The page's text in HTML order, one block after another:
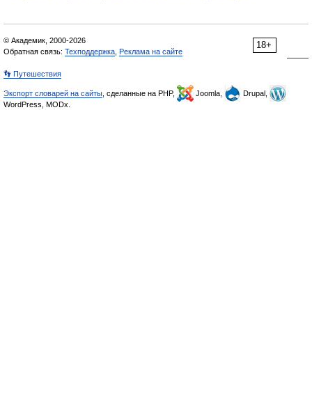
18+
© Академик, 2000-2026
Обратная связь: Техподдержка Реклама на сайте
👣 Путешествия
Экспорт словарей на сайты , сделанные на PHP, Joomla,
Drupal,
WordPress, MODx.